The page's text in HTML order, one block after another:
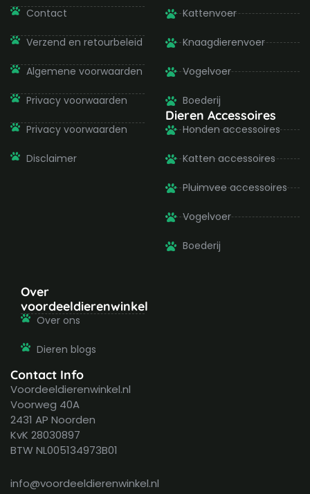
Contact
Verzend en retourbeleid
Algemene voorwaarden
Privacy voorwaarden
Privacy voorwaarden
Disclaimer
Kattenvoer
Knaagdierenvoer
Vogelvoer
Boederij
Dieren Accessoires
Honden accessoires
Katten accessoires
Pluimvee accessoires
Vogelvoer
Boederij
Over
voordeeldierenwinkel
Over ons
Dieren blogs
Contact Info
Voordeeldierenwinkel.nl
Voorweg 40A
2431 AP Noorden
KvK 28030897
BTW NL005134973B01
info@voordeeldierenwinkel.nl